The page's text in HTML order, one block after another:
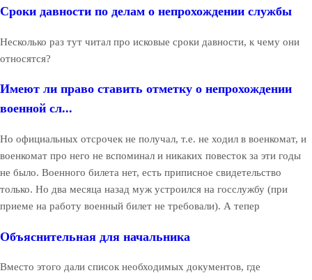
Сроки давности по делам о непрохождении службы
Несколько раз тут читал про исковые сроки давности, к чему они
относятся?
Имеют ли право ставить отметку о непрохождении
военной сл...
Но официальных отсрочек не получал, т.е. не ходил в военкомат, и
военкомат про него не вспоминал и никаких повесток за эти годы
не было. Военного билета нет, есть приписное свидетельство
только. Но два месяца назад муж устроился на госслужбу (при
приеме на работу военный билет не требовали). А тепер
Объяснительная для начальника
Вместо этого дали список необходимых документов, где